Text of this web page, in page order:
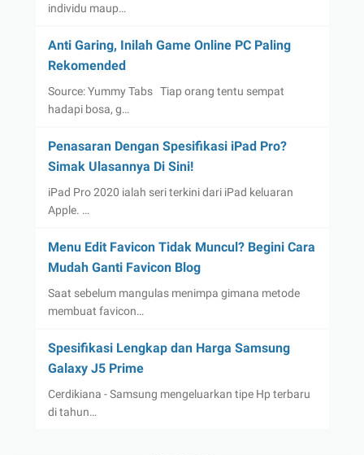
individu maup…
Anti Garing, Inilah Game Online PC Paling
Rekomended
Source: Yummy Tabs Tiap orang tentu sempat
hadapi bosa, g…
Penasaran Dengan Spesifikasi iPad Pro?
Simak Ulasannya Di Sini!
iPad Pro 2020 ialah seri terkini dari iPad keluaran
Apple. …
Menu Edit Favicon Tidak Muncul? Begini Cara
Mudah Ganti Favicon Blog
Saat sebelum mangulas menimpa gimana metode
membuat favicon…
Spesifikasi Lengkap dan Harga Samsung
Galaxy J5 Prime
Cerdikiana - Samsung mengeluarkan tipe Hp terbaru
di tahun…